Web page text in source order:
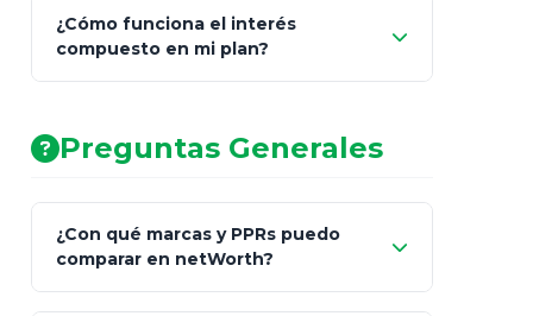
AA (Muy Fuerte)
¿Cómo funciona el interés
compuesto en mi plan?
Preguntas Generales
¿Con qué marcas y PPRs puedo
comparar en netWorth?